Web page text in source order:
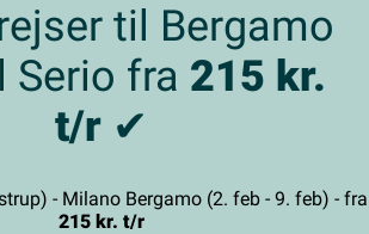
til Bergamo
Serio fra 215 kr.
t/r ✔
- Milano Bergamo (2. feb - 9. feb) - fra
215 kr. t/r